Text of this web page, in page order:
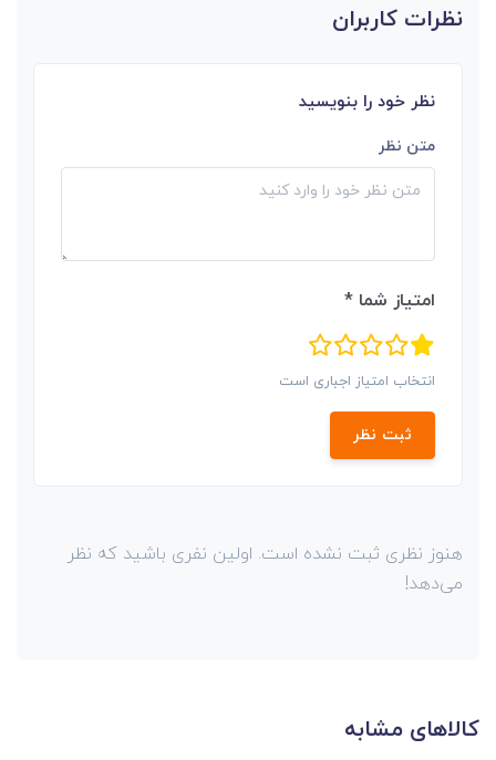
نظرات کاربران
نظر خود را بنویسید
متن نظر
امتیاز شما *
انتخاب امتیاز اجباری است
ثبت نظر
هنوز نظری ثبت نشده است. اولین نفری باشید که نظر
می‌دهد!
کالاهای مشابه